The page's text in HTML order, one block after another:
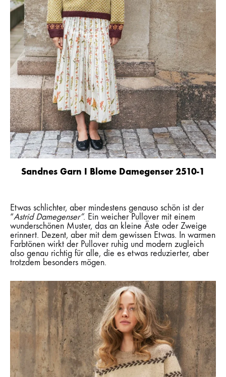
Sandnes Garn I Blome Damegenser 2510-1
Etwas schlichter, aber mindestens genauso schön ist der
“Astrid Damegenser”. Ein weicher Pullover mit einem
wunderschönen Muster, das an kleine Äste oder Zweige
erinnert. Dezent, aber mit dem gewissen Etwas. In warmen
Farbtönen wirkt der Pullover ruhig und modern zugleich
also genau richtig für alle, die es etwas reduzierter, aber
trotzdem besonders mögen.